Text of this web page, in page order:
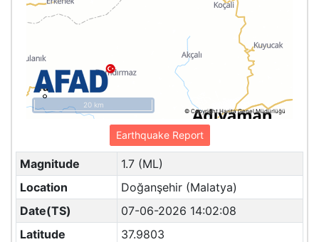
© Copyright Harita Genel Müdürlüğü
20 km
Earthquake Report
Magnitude
1.7 (ML)
Location
Doğanşehir (Malatya)
Date(TS)
07-06-2026 14:02:08
Latitude
37.9803